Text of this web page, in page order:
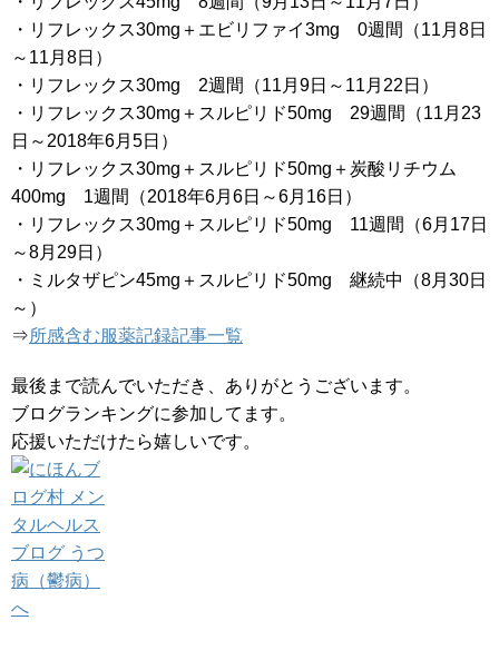
・リフレックス30mg＋エビリファイ3mg 0週間（11月8日
～11月8日）
・リフレックス30mg 2週間（11月9日～11月22日）
・リフレックス30mg＋スルピリド50mg 29週間（11月23
日～2018年6月5日）
・リフレックス30mg＋スルピリド50mg＋炭酸リチウム
400mg 1週間（2018年6月6日～6月16日）
・リフレックス30mg＋スルピリド50mg 11週間（6月17日
～8月29日）
・ミルタザピン45mg＋スルピリド50mg 継続中（8月30日
～）
⇒所感含む服薬記録記事一覧
最後まで読んでいただき、ありがとうございます。
ブログランキングに参加してます。
応援いただけたら嬉しいです。